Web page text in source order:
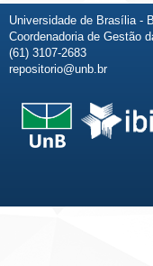
Universidade de Brasília -
Coordenadoria de Gestão
(61) 3107-2683
repositorio@unb.br